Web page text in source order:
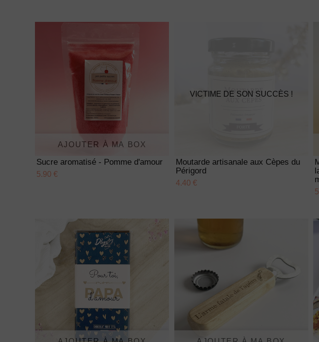
AJOUTER À MA BOX
Sucre aromatisé - Pomme d'amour
5.90 €
VICTIME DE SON SUCCÈS !
Moutarde artisanale aux Cèpes du
Périgord
4.40 €